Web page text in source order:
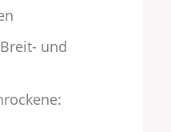
und